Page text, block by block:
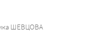
ШЕВЦОВА